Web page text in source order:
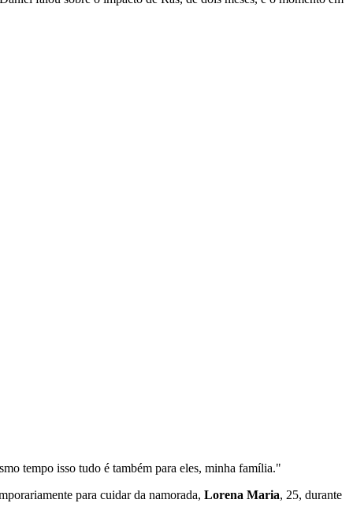
tempo isso tudo é também para eles, minha família."
para cuidar da namorada, Lorena Maria, 25, durante